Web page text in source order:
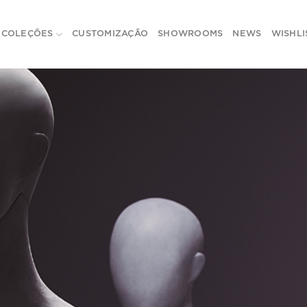
COLEÇÕES CUSTOMIZAÇÃO SHOWROOMS NEWS